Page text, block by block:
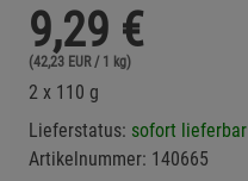
9,29 €
(42,23 EUR / 1 kg)
2 x 110 g
Lieferstatus: sofort lieferbar
Artikelnummer: 140665